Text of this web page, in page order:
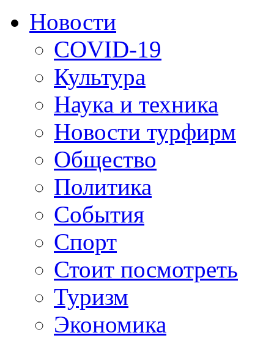
Новости
COVID-19
Культура
Наука и техника
Новости турфирм
Общество
Политика
События
Спорт
Стоит посмотреть
Туризм
Экономика